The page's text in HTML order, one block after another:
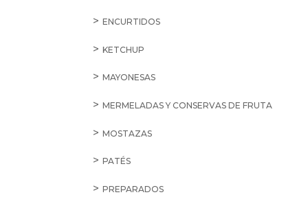
ENCURTIDOS
KETCHUP
MAYONESAS
MERMELADAS Y CONSERVAS DE FRUTA
MOSTAZAS
PATÉS
PREPARADOS